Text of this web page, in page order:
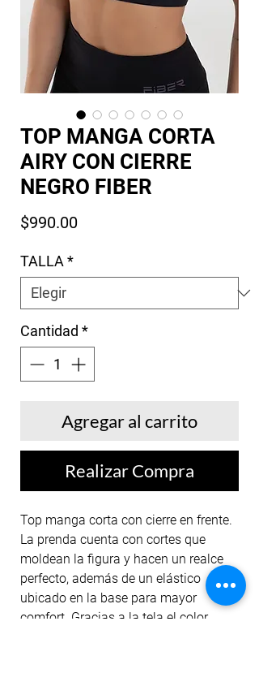
TOP MANGA CORTA
AIRY CON CIERRE
NEGRO FIBER
$990.00Precio
TALLA *
Cantidad *
Agregar al carrito
Realizar Compra
Top manga corta con cierre en frente.
La prenda cuenta con cortes que
moldean la figura y hacen un realce
perfecto, además de un elástico
ubicado en la base para mayor
comfort. Gracias a la tela el color